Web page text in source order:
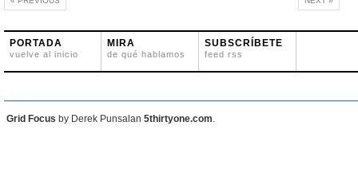
PORTADA
vuelve al inicio
MIRA
de qué hablamos
SUBSCRÍBETE
feed rss
Grid Focus by Derek Punsalan 5thirtyone.com.